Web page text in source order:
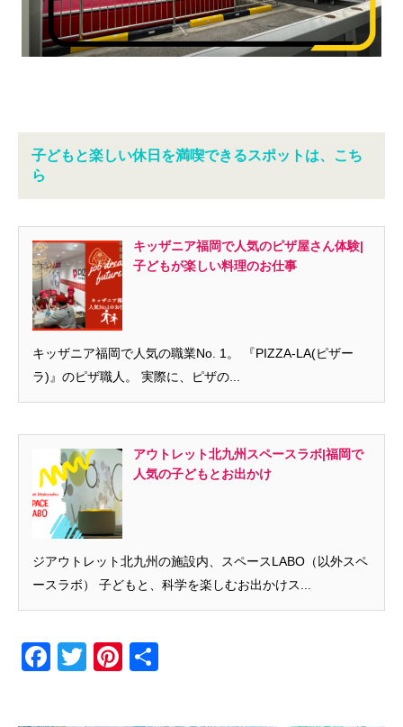
子どもと楽しい休日を満喫できるスポットは、こち
ら
キッザニア福岡で人気のピザ屋さん体験|
子どもが楽しい料理のお仕事
キッザニア福岡で人気の職業No. 1。 『PIZZA-LA(ピザー
ラ)』のピザ職人。 実際に、ピザの...
アウトレット北九州スペースラボ|福岡で
人気の子どもとお出かけ
ジアウトレット北九州の施設内、スペースLABO（以外スペ
ースラボ） 子どもと、科学を楽しむお出かけス...
F
T
Pi